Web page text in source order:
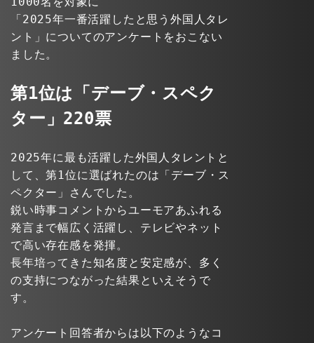
「2025年一番活躍したと思う外国人タレ
ント」についてのアンケートをおこない
ました。
第1位は「デーブ・スペク
ター」220票
2025年に最も活躍した外国人タレントと
して、第1位に選ばれたのは「デーブ・ス
ペクター」さんでした。
鋭い時事コメントからユーモアあふれる
発言まで幅広く活躍し、テレビやネット
で高い存在感を発揮。
長年培ってきた知名度と安定感が、多く
の支持につながった結果といえそうで
す。
アンケート回答者からは以下のようなコ